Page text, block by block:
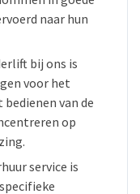
naar hun
bij ons is
voor het
van de
op
service is